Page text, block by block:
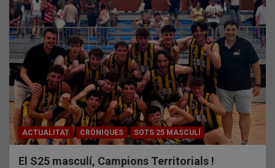
ACTUALITAT CRÒNIQUES SOTS 25 MASCULÍ
El S25 masculí, Campions Territorials !